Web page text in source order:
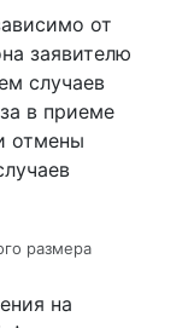
от
заявителю
случаев
в приеме
отмены
размера
на